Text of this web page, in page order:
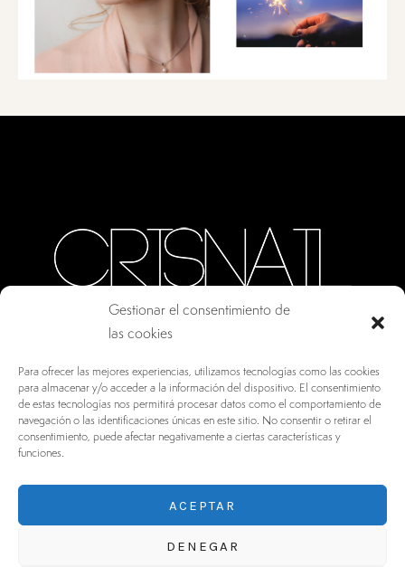
Gestionar el consentimiento de
las cookies
Para ofrecer las mejores experiencias, utilizamos tecnologías como las cookies
para almacenar y/o acceder a la información del dispositivo. El consentimiento
de estas tecnologías nos permitirá procesar datos como el comportamiento de
navegación o las identificaciones únicas en este sitio. No consentir o retirar el
consentimiento, puede afectar negativamente a ciertas características y
funciones.
ACEPTAR
DENEGAR
28770, ESPAÑA
INFO@DRV.ES
+34 902 100 021